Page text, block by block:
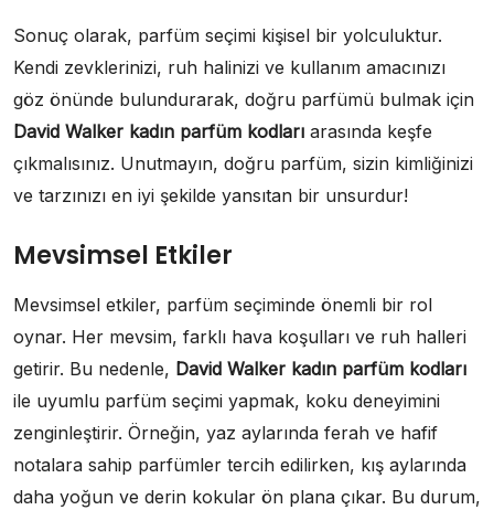
Sonuç olarak, parfüm seçimi kişisel bir yolculuktur.
Kendi zevklerinizi, ruh halinizi ve kullanım amacınızı
göz önünde bulundurarak, doğru parfümü bulmak için
David Walker kadın parfüm kodları arasında keşfe
çıkmalısınız. Unutmayın, doğru parfüm, sizin kimliğinizi
ve tarzınızı en iyi şekilde yansıtan bir unsurdur!
Mevsimsel Etkiler
Mevsimsel etkiler, parfüm seçiminde önemli bir rol
oynar. Her mevsim, farklı hava koşulları ve ruh halleri
getirir. Bu nedenle, David Walker kadın parfüm kodları
ile uyumlu parfüm seçimi yapmak, koku deneyimini
zenginleştirir. Örneğin, yaz aylarında ferah ve hafif
notalara sahip parfümler tercih edilirken, kış aylarında
daha yoğun ve derin kokular ön plana çıkar. Bu durum,